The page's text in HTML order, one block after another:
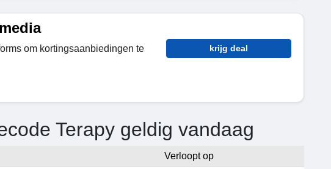
om kortingsaanbiedingen te
krijg deal
Terapy geldig vandaag
Verloopt op